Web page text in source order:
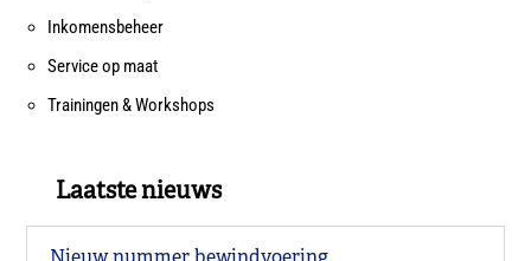
Inkomensbeheer
Service op maat
Trainingen & Workshops
Laatste nieuws